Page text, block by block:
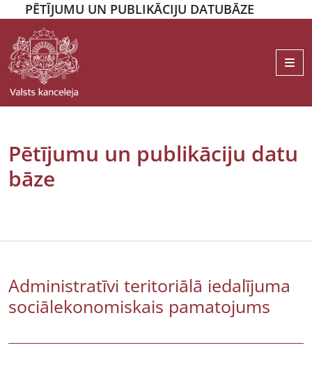
PĒTĪJUMU UN PUBLIKĀCIJU DATUBĀZE
Pētījumu un publikāciju datu
bāze
Administratīvi teritoriālā iedalījuma
sociālekonomiskais pamatojums